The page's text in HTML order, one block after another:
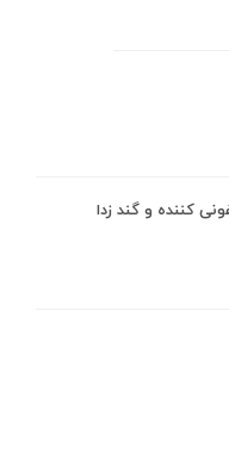
کننده و گند زدا